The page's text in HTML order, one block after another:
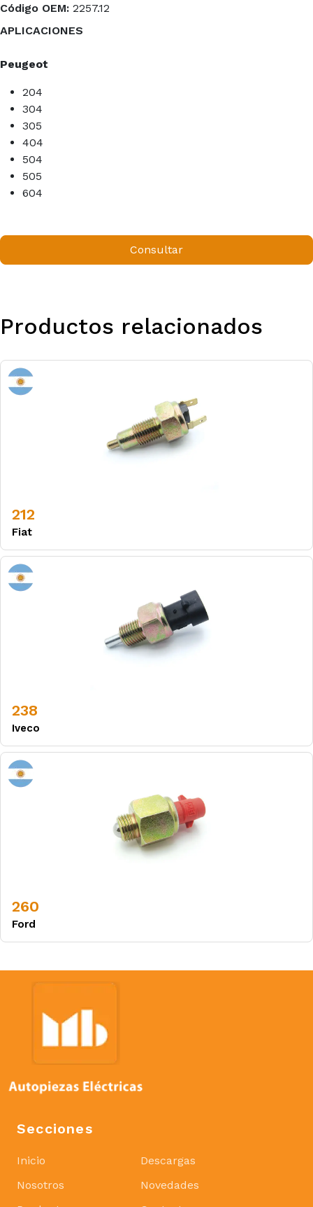
Código OEM: 2257.12
APLICACIONES
Peugeot
204
304
305
404
504
505
604
Consultar
Productos relacionados
212
Fiat
238
Iveco
260
Ford
Secciones
Inicio
Nosotros
Descargas
Novedades